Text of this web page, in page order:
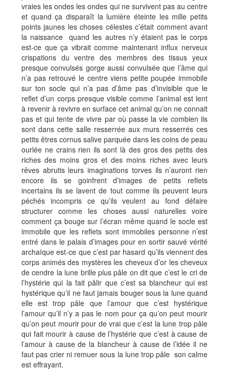
vraies les ondes les ondes qui ne survivent pas au centre
et quand ça disparaît la lumière éteinte les mille petits
points jaunes les choses célestes c’était comment avant
la naissance quand les autres n’y étaient pas le corps
est-ce que ça vibrait comme maintenant influx nerveux
crispations du ventre des membres des tissus yeux
presque convulsés gorge aussi convulsée que l’âme qui
n’a pas retrouvé le centre viens petite poupée immobile
sur ton socle qui n’a pas d’âme pas d’invisible que le
reflet d’un corps presque visible comme l’animal est lent
à revenir à revivre en surface cet animal qu’on ne connait
pas et qui tente de vivre par où passe la vie combien ils
sont dans cette salle resserrée aux murs resserrés ces
petits êtres cornus salive parquée dans les coins de peau
ourlée ne crains rien ils sont là des gros des petits des
riches des moins gros et des moins riches avec leurs
rêves abrutis leurs imaginations torves ils n’auront rien
encore ils se goinfrent d’images de petits reflets
incertains ils se lavent de tout comme ils peuvent leurs
péchés incompris ce qu’ils veulent au fond défaire
structurer comme les choses aussi naturelles voire
comment ça bouge sur l’écran même quand le socle est
immobile que les reflets sont immobiles personne n’est
entré dans le palais d’images pour en sortir sauvé vérité
archaïque est-ce que c’est par hasard qu’ils viennent des
corps animés des mystères les cheveux d’or les cheveux
de cendre la lune brille plus pâle on dit que c’est le cri de
l’hystérie qui la fait pâlir que c’est sa blancheur qui est
hystérique qu’il ne faut jamais bouger sous la lune quand
elle est trop pâle que l’amour que c’est hystérique
l’amour qu’il n’y a pas le nom pour ça qu’on peut mourir
qu’on peut mourir pour de vrai que c’est la lune trop pâle
qui fait mourir à cause de l’hystérie que c’est à cause de
l’amour à cause de la blancheur à cause de l’idée il ne
faut pas crier ni remuer sous la lune trop pâle son calme
est effrayant.